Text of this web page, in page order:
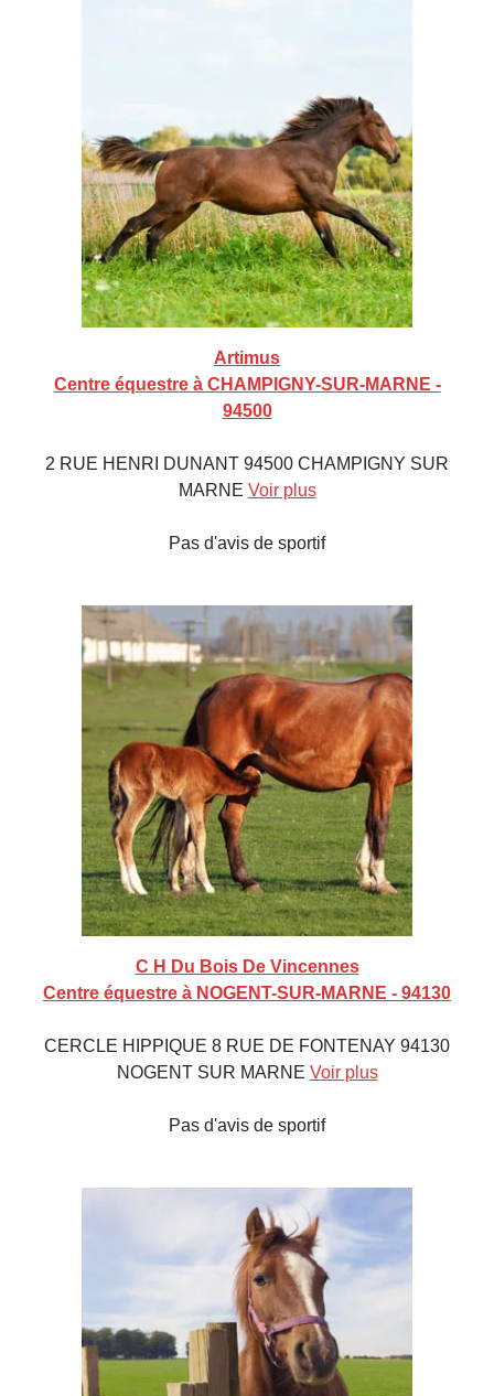
Artimus
Centre équestre à CHAMPIGNY-SUR-MARNE -
94500
2 RUE HENRI DUNANT 94500 CHAMPIGNY SUR
MARNE Voir plus
Pas d'avis de sportif
C H Du Bois De Vincennes
Centre équestre à NOGENT-SUR-MARNE - 94130
CERCLE HIPPIQUE 8 RUE DE FONTENAY 94130
NOGENT SUR MARNE Voir plus
Pas d'avis de sportif